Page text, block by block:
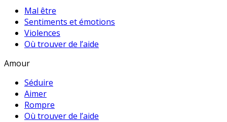
Mal être
Sentiments et émotions
Violences
Où trouver de l’aide
Amour
Séduire
Aimer
Rompre
Où trouver de l’aide